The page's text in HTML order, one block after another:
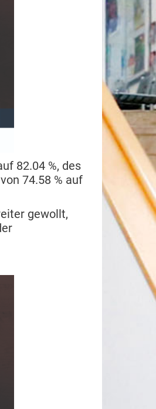
82.04 %, des
von 74.58 % auf
gewollt,